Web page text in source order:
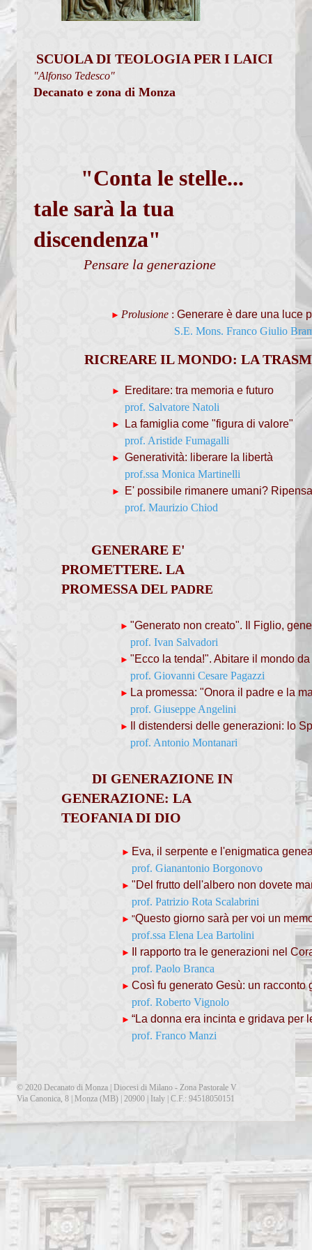
Percorsi per fidanzati
Comunità Pastorali
Associazioni
Chiesa dalle Genti
Documenti
Formazione
Pastorale sociale
Visita Pastorale 2009
Presentazione scuola
Programma dell'anno 2025/26
SCUOLA DI TEOLOGIA PER I LAICI
"Alfonso Tedesco"
Decanato e zona di Monza
"Conta le stelle...
tale sarà la tua
discendenza"
Pensare la generazione
► Prolusione : Generare è dare una luce
S.E. Mons. Franco Giulio
RICREARE IL MONDO: LA
►
Ereditare: tra memoria e futuro
prof. Salvatore Natoli
►
La famiglia come "figura di valore"
prof. Aristide Fumagalli
► Generatività: liberare la libertà
prof.ssa Monica Martinelli
►
E' possibile rimanere umani?
prof. Maurizio Chiod
GENERARE E'
PROMETTERE. LA
PROMESSA DEL PADRE
► "Generato non creato". Il Figlio,
prof. Ivan Salvadori
► "Ecco la tenda!". Abitare il mondo
prof. Giovanni Cesare Pagazzi
► La promessa: "Onora il padre e la
prof. Giuseppe Angelini
► Il distendersi delle generazioni: lo Sp
prof. Antonio Montanari
DI GENERAZIONE IN
GENERAZIONE: LA
TEOFANIA DI DIO
► Eva, il serpente e l'enigmatica
prof. Gianantonio Borgonovo
► "Del frutto dell'albero non dovete
prof. Patrizio Rota Scalabrini
► "Questo giorno sarà per voi un
prof.ssa Elena Lea Bartolini
►
Il rapporto tra le generazioni nel
prof. Paolo Branca
► Così fu generato Gesù: un racconto
prof. Roberto Vignolo
► “La donna era incinta e gridava per
prof. Franco Manzi
© 2020 Decanato di Monza | Diocesi di Milano - Zona Pastorale V
Via Canonica, 8 | Monza (MB) | 20900 | Italy | C.F.: 94518050151